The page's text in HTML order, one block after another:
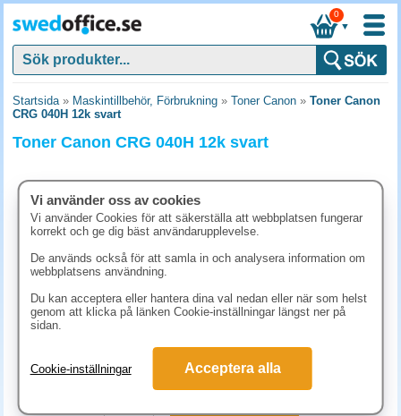
▼
0
Startsida» Maskintillbehör, Förbrukning » Toner Canon » Toner Canon
CRG 040H 12k svart
Toner Canon CRG 040H 12k svart
2745 kr (inkl. moms)
Vi använder oss av cookies
Vi använder Cookies för att säkerställa att webbplatsen fungerar
korrekt och ge dig bäst användarupplevelse.
De används också för att samla in och analysera information om
webbplatsens användning.
Du kan acceptera eller hantera dina val nedan eller när som helst
genom att klicka på länken Cookie-inställningar längst ner på
sidan.
Cookie-inställningar Acceptera alla